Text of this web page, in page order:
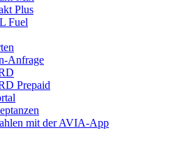
Plus
Fuel
Anfrage
Prepaid
mit der AVIA-App